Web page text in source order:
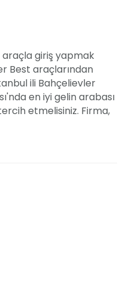
giriş yapmak
Best araçlarından
ili Bahçelievler
en iyi gelin arabası
etmelisiniz. Firma,
sağlayacak.
olacak. İstanbul
deneyimli
çalışırken
çok tercih edilen beyaz